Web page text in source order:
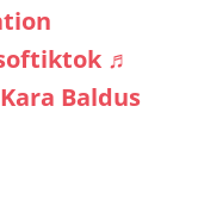
♬
Baldus